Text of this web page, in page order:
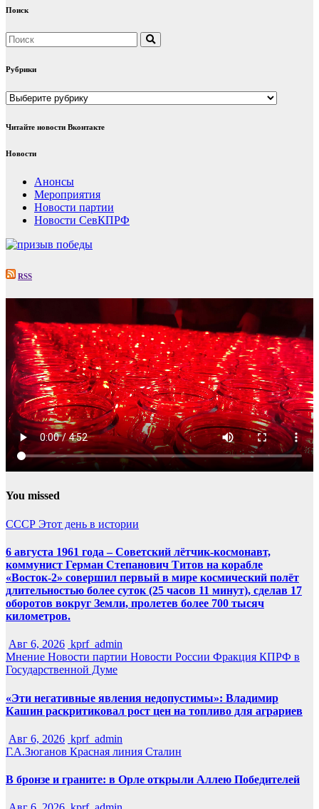
Поиск
Рубрики
Рубрики
Читайте новости Вконтакте
Новости
Анонсы
Мероприятия
Новости партии
Новости СевКПРФ
RSS
You missed
СССР Этот день в истории
6 августа 1961 года – Советский лётчик-космонавт,
коммунист Герман Степанович Титов на корабле
«Восток-2» совершил первый в мире космический полёт
длительностью более суток (25 часов 11 минут), сделав 17
оборотов вокруг Земли, пролетев более 700 тысяч
километров.
Авг 6, 2026 kprf_admin
Мнение Новости партии Новости России Фракция КПРФ в
Государственной Думе
«Эти негативные явления недопустимы»: Владимир
Кашин раскритиковал рост цен на топливо для аграриев
Авг 6, 2026 kprf_admin
Г.А.Зюганов Красная линия Сталин
В бронзе и граните: в Орле открыли Аллею Победителей